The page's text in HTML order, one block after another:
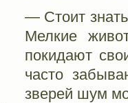
— Стоит
Мелкие
покидают
часто
зверей шум